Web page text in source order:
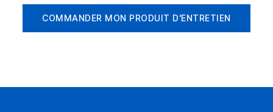
COMMANDER MON PRODUIT D'ENTRETIEN